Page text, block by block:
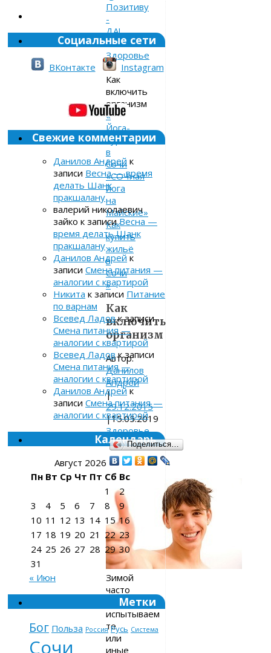
Позитиву
-
ДА!
»
Здоровье
»
Как
включить
организм
«
Йога-
тур
в
Сочи
«СОЧная
йога
на
Майские»
Как
купить
жильё
в
Сочи
»
Как
включить
организм
Автор:
Данилов
Андрей
|
29.12.2015
|15.05.2019
Здоровье
Поделиться…
Зимой
часто
испытываем
те
или
иные
Социальные сети
ВКонтакте Instagram
Свежие комментарии
Данилов Андрей к
записи Весна — время
делать Шанк
пракшалану
валерий николаевич
зайко к записиВесна —
время делать Шанк
пракшалану
Данилов Андрей к
записи Смена питания —
аналогии с квартирой
Никита к записи Питание
по варнам
Всевед Ладовк записи
Смена питания —
аналогии с квартирой
Всевед Ладовк записи
Смена питания —
аналогии с квартирой
Данилов Андрейк
записи Смена питания —
аналогии с квартирой
Календарь
Август 2026
Пн Вт Ср Чт Пт Сб Вс
1
2
3
4 5 6 7 8
9
10 11 12 13 14 15 16
17 18 19 20 21 22 23
24 25 26 27 28 29 30
31
« Июн
Метки
Бог Польза Россия Русь Система
Сочи